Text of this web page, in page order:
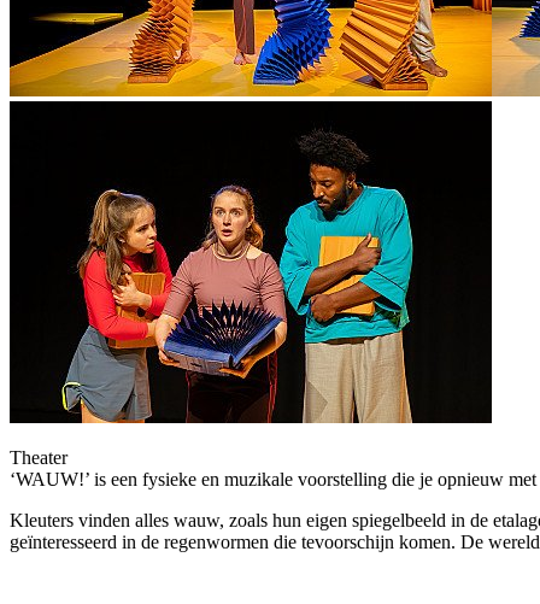
Theater
‘WAUW!’ is een fysieke en muzikale voorstelling die je opnieuw
Kleuters vinden alles wauw, zoals hun eigen spiegelbeeld in de
geïnteresseerd in de regenwormen die tevoorschijn komen. De